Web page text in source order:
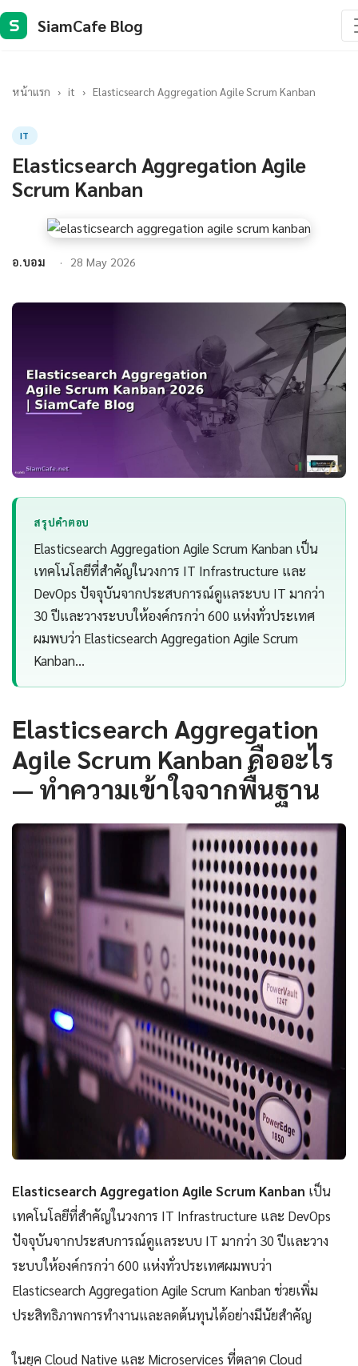
S SiamCafe Blog
หน้าแรก › it › Elasticsearch Aggregation Agile Scrum Kanban
IT
Elasticsearch Aggregation Agile
Scrum Kanban
อ.บอม 28 May 2026
สรุปคำตอบ
Elasticsearch Aggregation Agile Scrum Kanban เป็น
เทคโนโลยีที่สำคัญในวงการ IT Infrastructure และ
DevOps ปัจจุบันจากประสบการณ์ดูแลระบบ IT มากว่า
30 ปีและวางระบบให้องค์กรกว่า 600 แห่งทั่วประเทศ
ผมพบว่า Elasticsearch Aggregation Agile Scrum
Kanban…
Elasticsearch Aggregation
Agile Scrum Kanban คืออะไร
— ทำความเข้าใจจากพื้นฐาน
Elasticsearch Aggregation Agile Scrum Kanban เป็น
เทคโนโลยีที่สำคัญในวงการ IT Infrastructure และ DevOps
ปัจจุบันจากประสบการณ์ดูแลระบบ IT มากว่า 30 ปีและวาง
ระบบให้องค์กรกว่า 600 แห่งทั่วประเทศผมพบว่า
Elasticsearch Aggregation Agile Scrum Kanban ช่วยเพิ่ม
ประสิทธิภาพการทำงานและลดต้นทุนได้อย่างมีนัยสำคัญ
ในยุค Cloud Native และ Microservices ที่ตลาด Cloud